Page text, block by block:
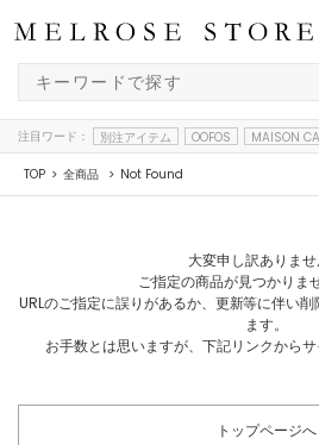
注目ワード： 別注アイテム OOFOS MAISON
TOP 全商品 Not Found
大変申し訳ありませ
ご指定の商品が見つかりま
URLのご指定に誤りがあるか、更新等に伴い
ます。
お手数とは思いますが、下記リンクからサ
トップページへ